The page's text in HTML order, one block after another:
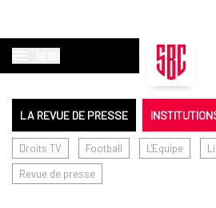
LA REVUE DE PRESSE
Droits TV Football L'Equipe
Revue de presse